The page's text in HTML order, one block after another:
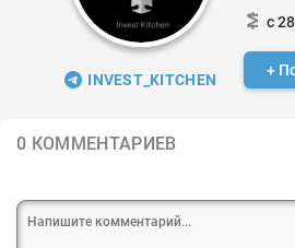
INVEST_KITCHEN
с
+
0 КОММЕНТАРИЕВ